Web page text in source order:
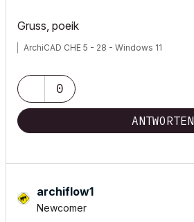
Gruss, poeik
ArchiCAD CHE 5 - 28 - Windows 11
0
ANTWORTEN
archiflow1
Newcomer